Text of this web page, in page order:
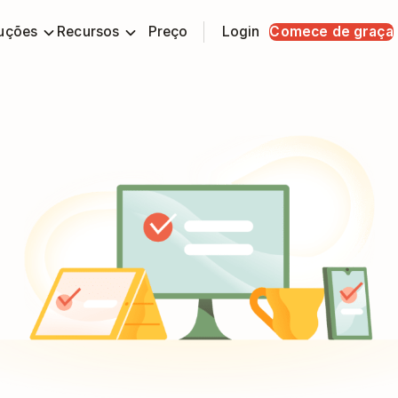
Recursos Preço Login Comece de graça